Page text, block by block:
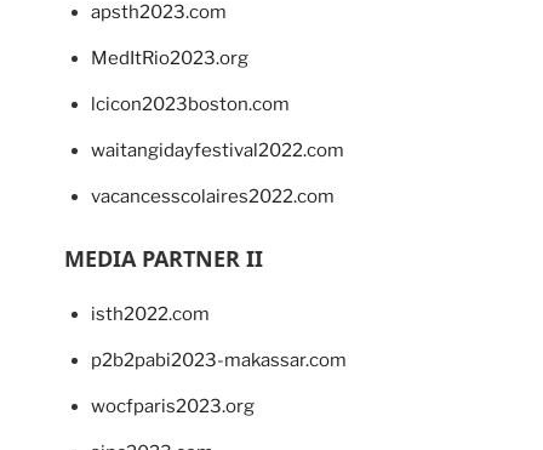
apsth2023.com
MedItRio2023.org
lcicon2023boston.com
waitangidayfestival2022.com
vacancesscolaires2022.com
MEDIA PARTNER II
isth2022.com
p2b2pabi2023-makassar.com
wocfparis2023.org